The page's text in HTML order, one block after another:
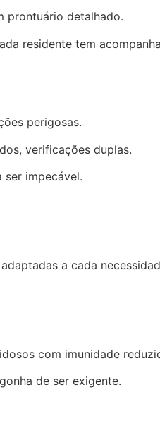
prontuário detalhado.
residente tem
perigosas.
verificações duplas.
ser impecável.
a cada
com imunidade
de ser exigente.